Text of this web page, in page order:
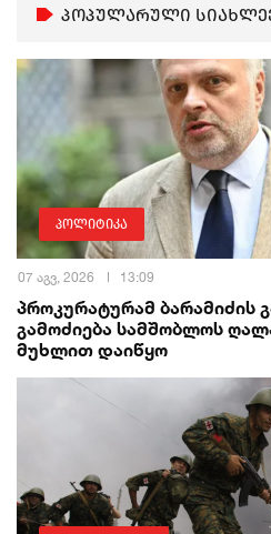
პოპულარული
პოლიტიკა
07 აგვ, 2026 13:09
პროკურატურამ ბარამიძის
გამოძიება სამშობლოს
მუხლით დაიწყო